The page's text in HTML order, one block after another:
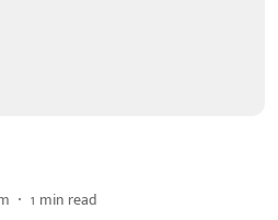
1 min read